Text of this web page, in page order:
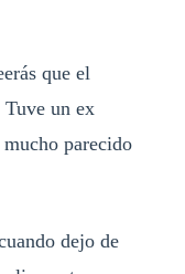
que el
Tuve un ex
parecido
dejo de